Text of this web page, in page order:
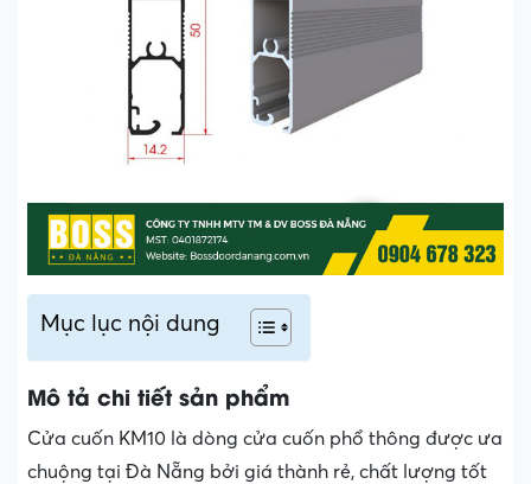
Mục lục nội dung
Mô tả chi tiết sản phẩm
Cửa cuốn KM10 là dòng cửa cuốn phổ thông được ưa
chuộng tại Đà Nẵng bởi giá thành rẻ, chất lượng tốt